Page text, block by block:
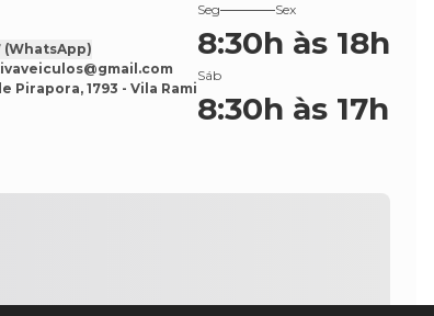
(WhatsApp)
Pirapora, 1793 - Vila Rami
Seg Sex
8:30h às 18h
Sáb
8:30h às 17h